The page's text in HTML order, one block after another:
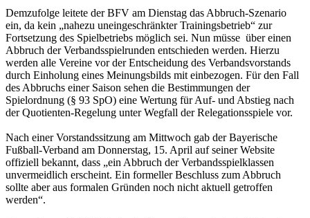
Demzufolge leitete der BFV am Dienstag das Abbruch-Szenario
ein, da kein „nahezu uneingeschränkter Trainingsbetrieb“ zur
Fortsetzung des Spielbetriebs möglich sei. Nun müsse über einen
Abbruch der Verbandsspielrunden entschieden werden. Hierzu
werden alle Vereine vor der Entscheidung des Verbandsvorstands
durch Einholung eines Meinungsbilds mit einbezogen. Für den Fall
des Abbruchs einer Saison sehen die Bestimmungen der
Spielordnung (§ 93 SpO) eine Wertung für Auf- und Abstieg nach
der Quotienten-Regelung unter Wegfall der Relegationsspiele vor.
Nach einer Vorstandssitzung am Mittwoch gab der Bayerische
Fußball-Verband am Donnerstag, 15. April auf seiner Website
offiziell bekannt, dass „ein Abbruch der Verbandsspielklassen
unvermeidlich erscheint. Ein formeller Beschluss zum Abbruch
sollte aber aus formalen Gründen noch nicht aktuell getroffen
werden“.